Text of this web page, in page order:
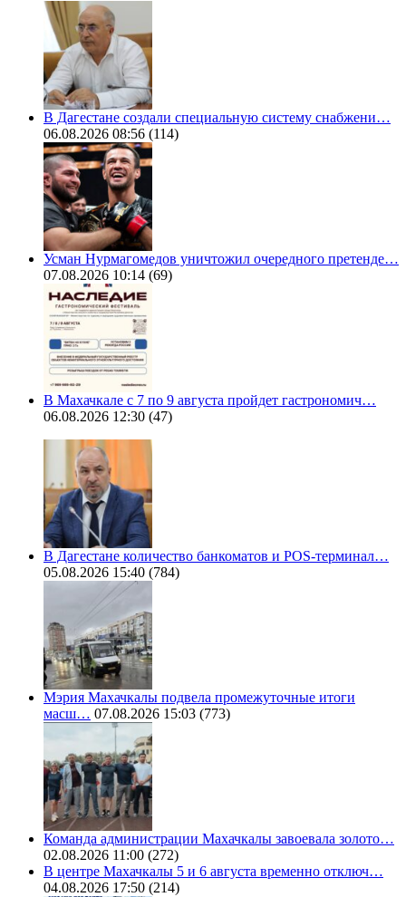
В Дагестане создали специальную систему снабжени…
06.08.2026 08:56 (114)
Усман Нурмагомедов уничтожил очередного претенде…
07.08.2026 10:14 (69)
В Махачкале с 7 по 9 августа пройдет гастрономич…
06.08.2026 12:30 (47)
В Дагестане количество банкоматов и POS-терминал…
05.08.2026 15:40 (784)
Мэрия Махачкалы подвела промежуточные итоги
масш… 07.08.2026 15:03 (773)
Команда администрации Махачкалы завоевала золото…
02.08.2026 11:00 (272)
В центре Махачкалы 5 и 6 августа временно отключ…
04.08.2026 17:50 (214)